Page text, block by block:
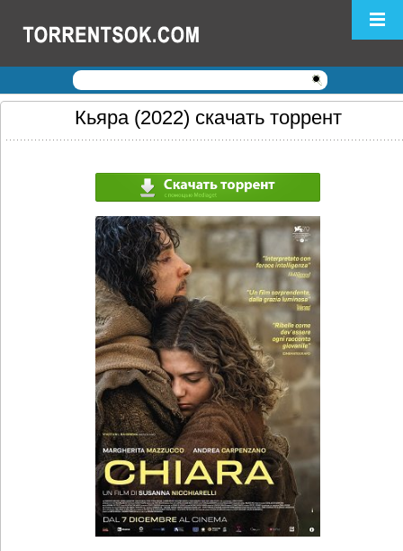
Логин: Пароль:
Регистрация|Забыли пароль?
Кьяра (2022) скачать торрент